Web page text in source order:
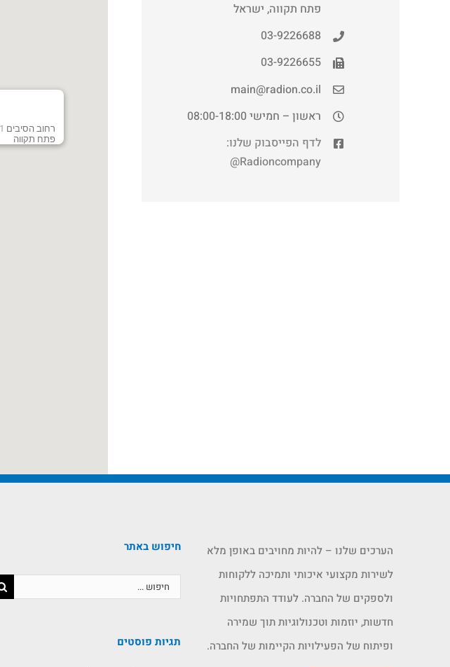
פתח תקווה, ישראל
03-9226688
03-9226655
main@radion.co.il
ראשון – חמישי 08:00-18:00
לדף הפייסבוק שלנו:
Radioncompany@
פתח תקווה
הערכים שלנו – להיות מחויבים באופן מלא
לשירות מקצועי איכותי ותמיכה ללקוחות
ולספקים של החברה. לעודד התפתחויות
חדשות, יוזמות וטכנולוגיות תוך שמירה
ופיתוח של הפעילויות הקיימות של החברה.
חיפוש באתר
תגיות פוסטים